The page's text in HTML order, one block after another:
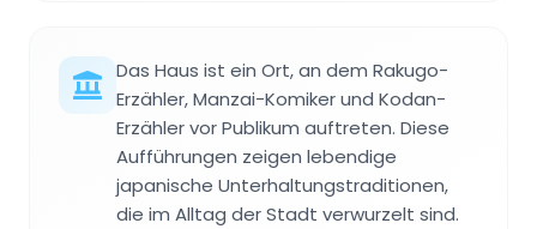
Das Haus ist ein Ort, an dem Rakugo-
Erzähler, Manzai-Komiker und Kodan-
Erzähler vor Publikum auftreten. Diese
Aufführungen zeigen lebendige
japanische Unterhaltungstraditionen,
die im Alltag der Stadt verwurzelt sind.